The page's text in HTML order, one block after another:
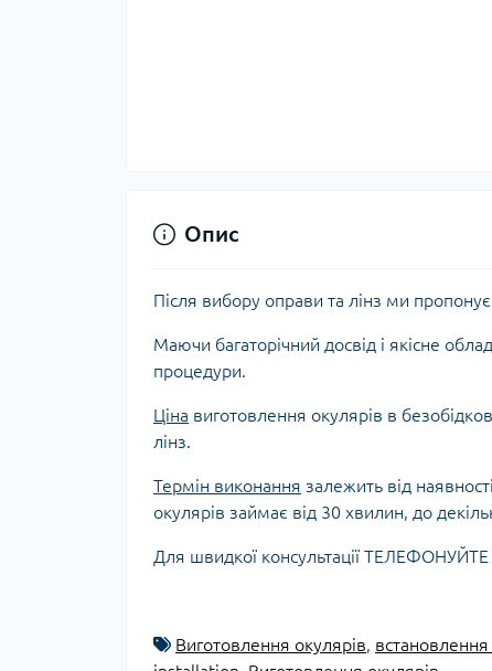
Опис
Після вибору оправи та лінз ми
Маючи багаторічний досвід і якісне
процедури.
Ціна виготовлення окулярів в
лінз.
Термін виконання залежить від
окулярів займає від 30 хвилин, до
Для швидкої консультації
Виготовлення окулярів,